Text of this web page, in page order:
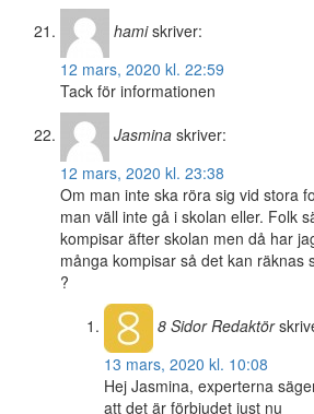
hami skriver:
12 mars, 2020 kl. 22:59
Tack för informationen
Jasmina skriver:
12 mars, 2020 kl. 23:38
Om man inte ska röra sig vid stora
man väll inte gå i skolan eller. Folk
kompisar äfter skolan men då har
många kompisar så det kan räknas
?
8 SidorRedaktör
13 mars, 2020 kl. 10:08
Hej Jasmina, experterna
att det är förbjudet just nu